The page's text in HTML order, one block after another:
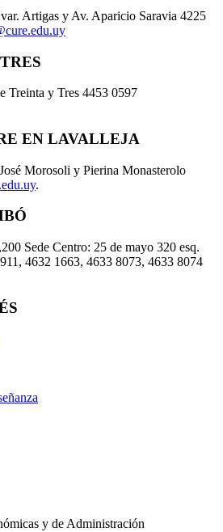
Artigas y Av. Aparicio Saravia 4225
Treinta y Tres 4453 0597
EN LAVALLEJA
Morosoli y Pierina Monasterolo
.
Sede Centro: 25 de mayo 320 esq.
4632 1663, 4633 8073, 4633 8074
y de Administración